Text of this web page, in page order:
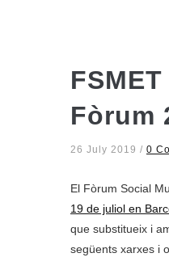
Fòrum
26 July 2019 / 0
El Fòrum Social
19 de juliol en
que substitueix i
següents xarxes i